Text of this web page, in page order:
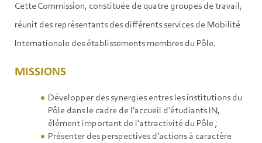
Cette Commission, constituée de quatre groupes de travail,
réunit des représentants des différents services de Mobilité
Internationale des établissements membres du Pôle.
MISSIONS
Développer des synergies entres les institutions du
Pôle dans le cadre de l’accueil d’étudiants IN,
élément important de l’attractivité du Pôle ;
Présenter des perspectives d’actions à caractère